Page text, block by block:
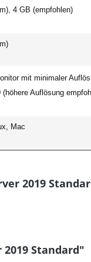
4 GB (empfohlen)
mit minimaler
Auflösung
Mac
2019
Standard"